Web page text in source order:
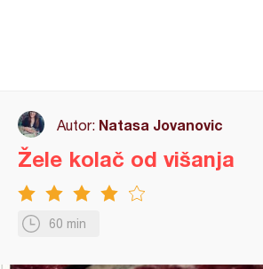
Autor: Natasa Jovanovic
60 min
Žele kolač od višanja